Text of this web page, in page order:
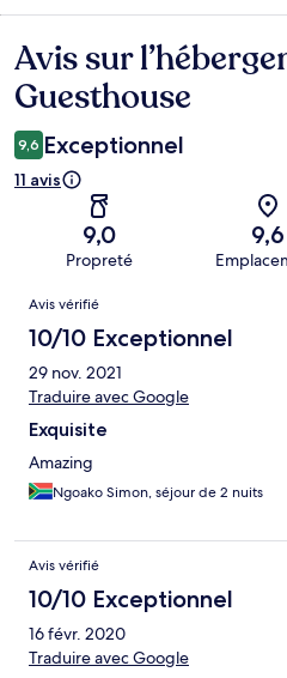
Avis
Avis sur
Guesthouse
9,6 Exceptionnel
11 avis
9,0
Propreté
9,6
Avis
Avis vérifié
10/10 Exceptionnel
29 nov. 2021
Traduire avec Google
Exquisite
Amazing
Ngoako Simon, séjour de 2 nuits
Avis vérifié
10/10 Exceptionnel
16 févr. 2020
Traduire avec Google